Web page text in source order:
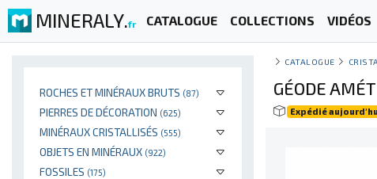
MINERALY.fr CATALOGUE COLLECTIONS VIDÉOS
ROCHES ET MINÉRAUX BRUTS (87)
PIERRES DE DÉCORATION (625)
MINÉRAUX CRISTALLISÉS (555)
OBJETS EN MINÉRAUX (922)
FOSSILES (175)
CATALOGUE
GÉODE
Expédié